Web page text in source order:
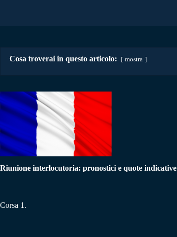
Cosa troverai in questo articolo: mostra
Riunione interlocutoria: pronostici e quote indicative
Corsa 1.